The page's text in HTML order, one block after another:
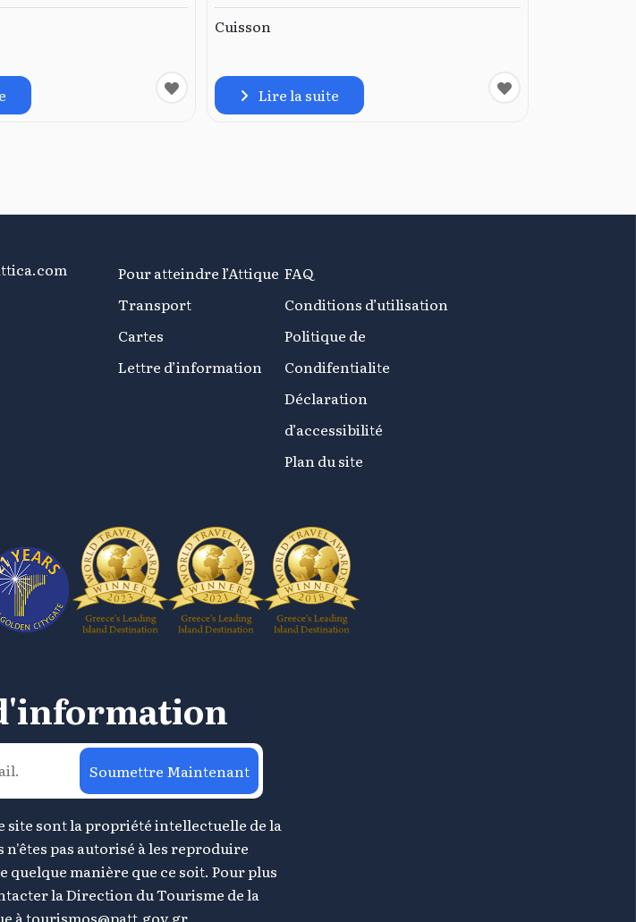
Cuisson
Lire la suite
Pour atteindre l’Attique
Transport
Cartes
Lettre d’information
FAQ
Conditions d’utilisation
Politique de
Condifentialite
Déclaration
d’accessibilité
Plan du site
Soumettre Maintenant
site sont la propriété intellectuelle de la
n'êtes pas autorisé à les reproduire
manière que ce soit. Pour plus
la Direction du Tourisme de la
à tourismos@patt.gov.gr